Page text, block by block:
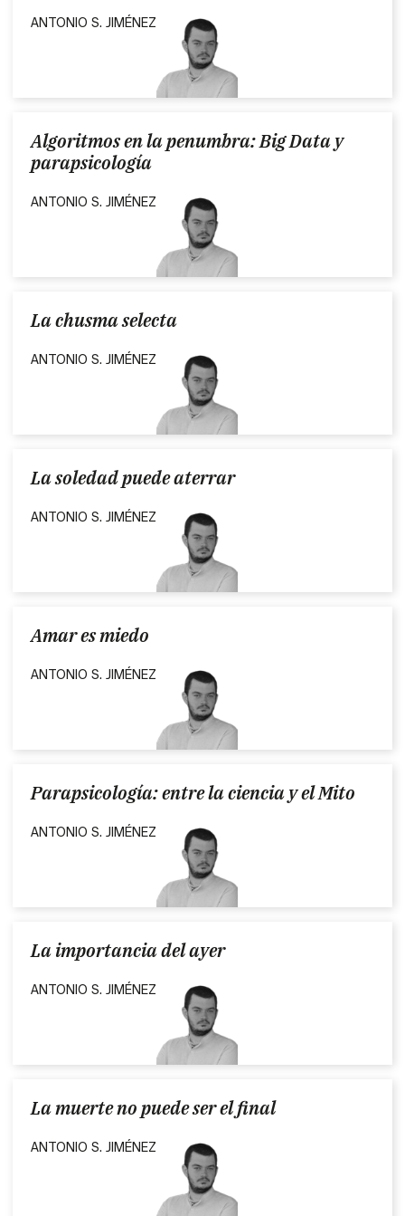
ANTONIO S. JIMÉNEZ
Algoritmos en la penumbra: Big Data y
parapsicología
ANTONIO S. JIMÉNEZ
La chusma selecta
ANTONIO S. JIMÉNEZ
La soledad puede aterrar
ANTONIO S. JIMÉNEZ
Amar es miedo
ANTONIO S. JIMÉNEZ
Parapsicología: entre la ciencia y el Mito
ANTONIO S. JIMÉNEZ
La importancia del ayer
ANTONIO S. JIMÉNEZ
La muerte no puede ser el final
ANTONIO S. JIMÉNEZ